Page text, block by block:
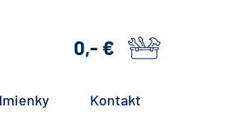
0,- €
Kontakt